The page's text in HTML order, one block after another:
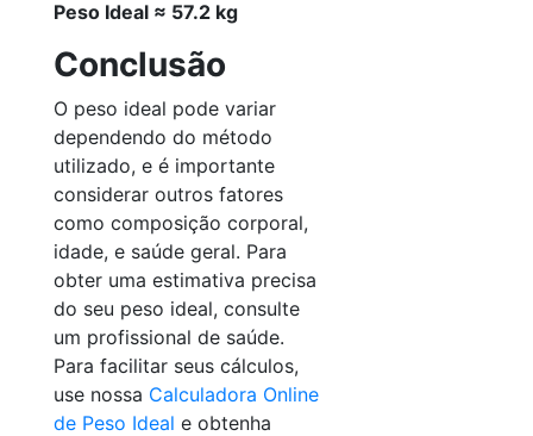
Peso Ideal ≈ 57.2 kg
Conclusão
O peso ideal pode variar
dependendo do método
utilizado, e é importante
considerar outros fatores
como composição corporal,
idade, e saúde geral. Para
obter uma estimativa precisa
do seu peso ideal, consulte
um profissional de saúde.
Para facilitar seus cálculos,
use nossa Calculadora Online
de Peso Ideal e obtenha